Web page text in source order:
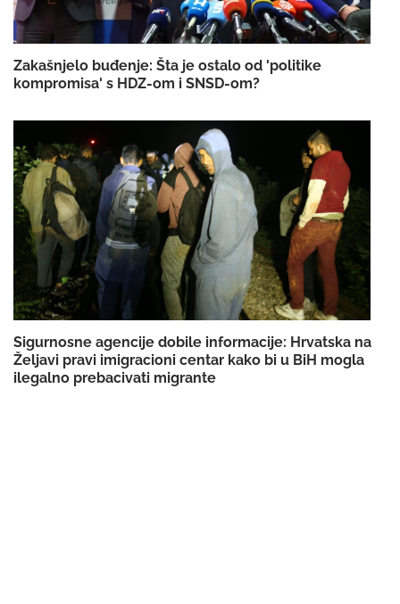
Zakašnjelo buđenje: Šta je ostalo od 'politike
kompromisa' s HDZ-om i SNSD-om?
Sigurnosne agencije dobile informacije: Hrvatska na
Željavi pravi imigracioni centar kako bi u BiH mogla
ilegalno prebacivati migrante